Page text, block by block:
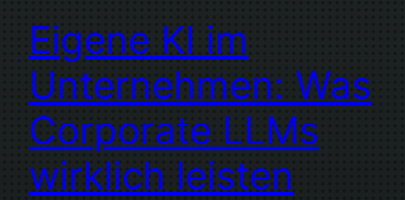
Eigene KI im
Unternehmen: Was
Corporate LLMs
wirklich leisten